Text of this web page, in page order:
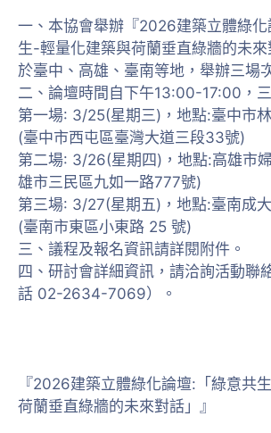
一、本協會舉辦『2026建築立體綠
生-輕量化建築與荷蘭垂直綠牆的未來
於臺中、高雄、臺南等地，舉辦三場
二、論壇時間自下午13:00-17:00，
第一場: 3/25(星期三)，地點:臺中市
(臺中市西屯區臺灣大道三段33號)
第二場: 3/26(星期四)，地點:高雄市
雄市三民區九如一路777號)
第三場: 3/27(星期五)，地點:臺南成
(臺南市東區小東路 25 號)
三、議程及報名資訊請詳閱附件。
四、研討會詳細資訊，請洽詢活動聯
話 02-2634-7069）。
『2026建築立體綠化論壇:「綠意共
荷蘭垂直綠牆的未來對話」』